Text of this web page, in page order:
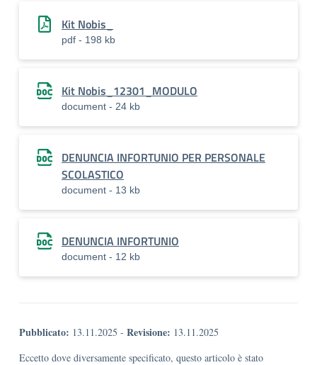
Kit Nobis_
pdf - 198 kb
Kit Nobis_12301_MODULO
document - 24 kb
DENUNCIA INFORTUNIO PER PERSONALE
SCOLASTICO
document - 13 kb
DENUNCIA INFORTUNIO
document - 12 kb
Pubblicato: 13.11.2025 - Revisione: 13.11.2025
Eccetto dove diversamente specificato, questo articolo è stato